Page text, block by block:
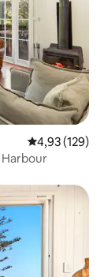
Note
4,93 (129)